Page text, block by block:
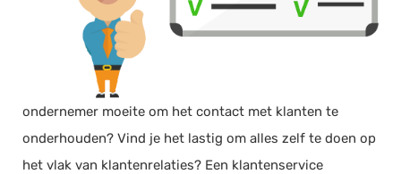
ondernemer moeite om het contact met klanten te
onderhouden? Vind je het lastig om alles zelf te doen op
het vlak van klantenrelaties? Een klantenservice